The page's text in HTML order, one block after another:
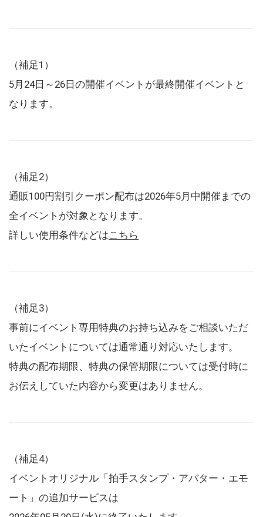
（補足1）
5月24日～26日の開催イベントが最終開催イベントと
なります。
（補足2）
通販100円割引クーポン配布は2026年5月中開催までの
全イベントが対象となります。
詳しい使用条件などはこちら
（補足3）
事前にイベント専用特典のお持ち込みをご相談いただ
いたイベントについては通常通り対応いたします。
特典の配布期限、特典の保管期限については受付時に
お伝えしていた内容から変更はありません。
（補足4）
イベントオリジナル「拍手スタンプ・アバター・エモ
ート」の追加サービスは